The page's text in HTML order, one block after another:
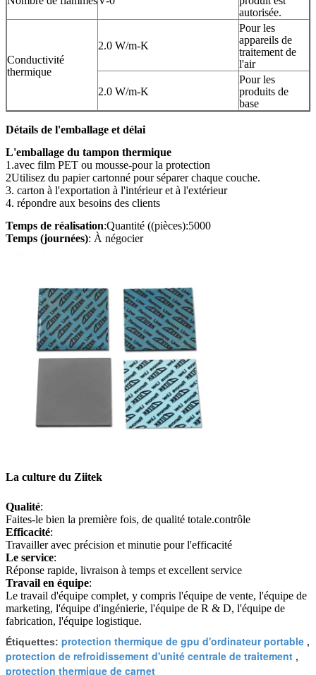
autorisée.
Conductivité
thermique
2.0 W/m-K
Pour les
appareils de
traitement de
l'air
2.0 W/m-K
Pour les
produits de
base
Détails de l'emballage et délai
L'emballage du tampon thermique
1.avec film PET ou mousse-pour la protection
2Utilisez du papier cartonné pour séparer chaque couche.
3. carton à l'exportation à l'intérieur et à l'extérieur
4. répondre aux besoins des clients
Temps de réalisation:Quantité ((pièces):5000
Temps (journées): À négocier
La culture du Ziitek
Qualité:
Faites-le bien la première fois, de qualité totale.contrôle
Efficacité:
Travailler avec précision et minutie pour l'efficacité
Le service:
Réponse rapide, livraison à temps et excellent service
Travail en équipe:
Le travail d'équipe complet, y compris l'équipe de vente, l'équipe de
marketing, l'équipe d'ingénierie, l'équipe de R & D, l'équipe de
fabrication, l'équipe logistique.
Étiquettes: protection thermique de gpu d'ordinateur portable ,
protection de refroidissement d'unité centrale de traitement ,
protection thermique de carnet